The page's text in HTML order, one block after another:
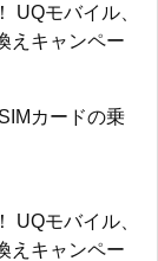
UQモバイル、
えキャンペー
カードの乗
UQモバイル、
えキャンペー